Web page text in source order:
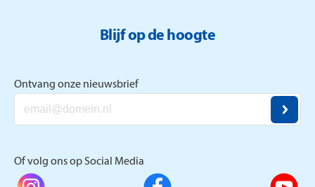
Blijf op de hoogte
Ontvang onze nieuwsbrief
Of volg ons op Social Media